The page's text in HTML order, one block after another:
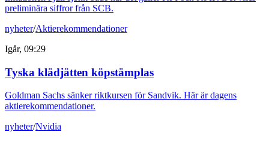
preliminära siffror från SCB.
nyheter/Aktierekommendationer
Igår, 09:29
Tyska klädjätten köpstämplas
Goldman Sachs sänker riktkursen för Sandvik. Här är dagens
aktierekommendationer.
nyheter/Nvidia